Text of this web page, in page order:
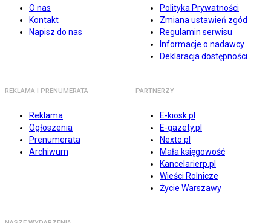
O nas
Kontakt
Napisz do nas
Polityka Prywatności
Zmiana ustawień zgód
Regulamin serwisu
Informacje o nadawcy
Deklaracja dostępności
REKLAMA I PRENUMERATA
Reklama
Ogłoszenia
Prenumerata
Archiwum
PARTNERZY
E-kiosk.pl
E-gazety.pl
Nexto.pl
Mała księgowość
Kancelarierp.pl
Wieści Rolnicze
Życie Warszawy